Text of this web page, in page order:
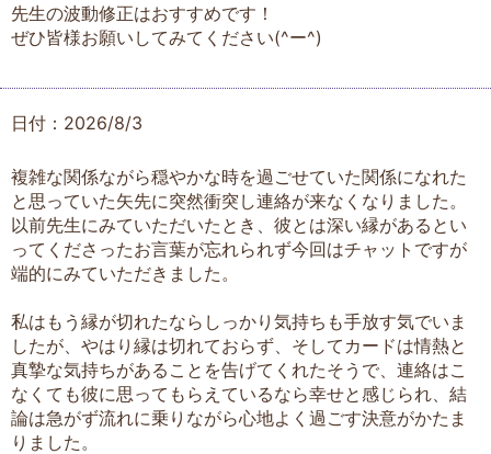
先生の波動修正はおすすめです！
ぜひ皆様お願いしてみてください(^ー^)
日付：2026/8/3
複雑な関係ながら穏やかな時を過ごせていた関係になれた
と思っていた矢先に突然衝突し連絡が来なくなりました。
以前先生にみていただいたとき、彼とは深い縁があるとい
ってくださったお言葉が忘れられず今回はチャットですが
端的にみていただきました。
私はもう縁が切れたならしっかり気持ちも手放す気でいま
したが、やはり縁は切れておらず、そしてカードは情熱と
真摯な気持ちがあることを告げてくれたそうで、連絡はこ
なくても彼に思ってもらえているなら幸せと感じられ、結
論は急がず流れに乗りながら心地よく過ごす決意がかたま
りました。